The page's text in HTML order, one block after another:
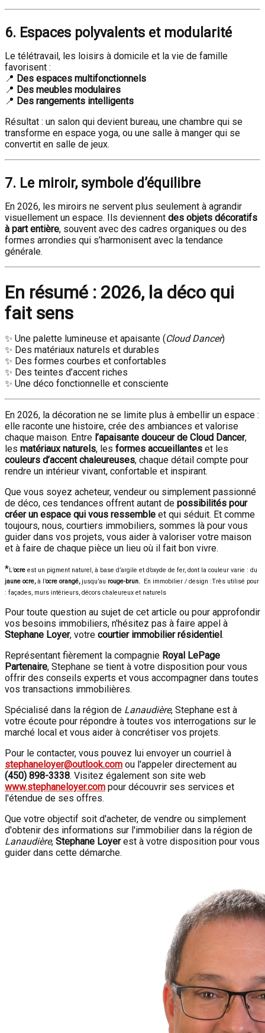
6. Espaces polyvalents et modularité
Le télétravail, les loisirs à domicile et la vie de famille
favorisent :
📍 Des espaces multifonctionnels
📍 Des meubles modulaires
📍 Des rangements intelligents
Résultat : un salon qui devient bureau, une chambre qui se
transforme en espace yoga, ou une salle à manger qui se
convertit en salle de jeux.
7. Le miroir, symbole d’équilibre
En 2026, les miroirs ne servent plus seulement à agrandir
visuellement un espace. Ils deviennent des objets décoratifs
à part entière, souvent avec des cadres organiques ou des
formes arrondies qui s’harmonisent avec la tendance
générale.
En résumé : 2026, la déco qui
fait sens
✨ Une palette lumineuse et apaisante (Cloud Dancer)
✨ Des matériaux naturels et durables
✨ Des formes courbes et confortables
✨ Des teintes d’accent riches
✨ Une déco fonctionnelle et consciente
En 2026, la décoration ne se limite plus à embellir un espace :
elle raconte une histoire, crée des ambiances et valorise
chaque maison. Entre l’apaisante douceur de Cloud Dancer,
les matériaux naturels, les formes accueillantes et les
couleurs d’accent chaleureuses, chaque détail compte pour
rendre un intérieur vivant, confortable et inspirant.
Que vous soyez acheteur, vendeur ou simplement passionné
de déco, ces tendances offrent autant de possibilités pour
créer un espace qui vous ressemble et qui séduit. Et comme
toujours, nous, courtiers immobiliers, sommes là pour vous
guider dans vos projets, vous aider à valoriser votre maison
et à faire de chaque pièce un lieu où il fait bon vivre.
*L’ocre est un pigment naturel, à base d’argile et d’oxyde de fer, dont la couleur varie : du
jaune ocre,à l’ocre orangé,jusqu’au rouge-brun. En immobilier / design :Très utilisé pour
: façades, murs intérieurs, décors chaleureux et naturels
Pour toute question au sujet de cet article ou pour approfondir
vos besoins immobiliers, n'hésitez pas à faire appel à
Stephane Loyer, votre courtier immobilier résidentiel.
Représentant fièrement la compagnie Royal LePage
Partenaire, Stephane se tient à votre disposition pour vous
offrir des conseils experts et vous accompagner dans toutes
vos transactions immobilières.
Spécialisé dans la région de Lanaudière, Stephane est à
votre écoute pour répondre à toutes vos interrogations sur le
marché local et vous aider à concrétiser vos projets.
Pour le contacter, vous pouvez lui envoyer un courriel à
stephaneloyer@outlook.com ou l'appeler directement au
(450) 898-3338. Visitez également son site web
www.stephaneloyer.com pour découvrir ses services et
l'étendue de ses offres.
Que votre objectif soit d'acheter, de vendre ou simplement
d'obtenir des informations sur l'immobilier dans la région de
Lanaudière, Stephane Loyerest à votre disposition pour vous
guider dans cette démarche.